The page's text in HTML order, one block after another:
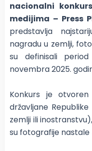
nacionalni
medijima – Press
predstavlja
nagradu u zemlji,
su definisali
novembra 2025.
Konkurs je
državljane
zemlji ili
su fotografije nastale